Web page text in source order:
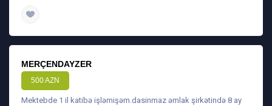
MERÇENDAYZER
500 AZN
Mektebde 1 il katibə işləmişəm.dasinmaz əmlak şirkətində 8 ay